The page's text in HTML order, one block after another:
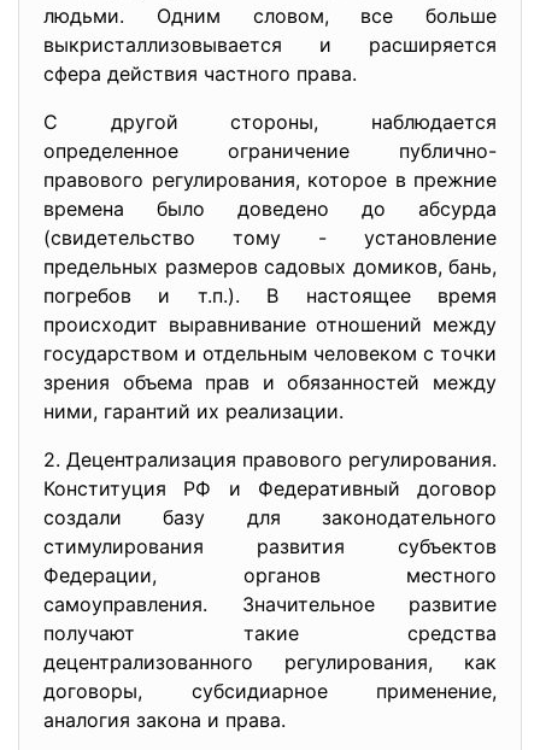
людьми. Одним словом, все больше
выкристаллизовывается и расширяется
сфера действия частного права.
С другой стороны, наблюдается
определенное ограничение публично-
правового регулирования, которое в прежние
времена было доведено до абсурда
(свидетельство тому - установление
предельных размеров садовых домиков, бань,
погребов и т.п.). В настоящее время
происходит выравнивание отношений между
государством и отдельным человеком с точки
зрения объема прав и обязанностей между
ними, гарантий их реализации.
2. Децентрализация правового регулирования.
Конституция РФ и Федеративный договор
создали базу для законодательного
стимулирования развития субъектов
Федерации, органов местного
самоуправления. Значительное развитие
получают такие средства
децентрализованного регулирования, как
договоры, субсидиарное применение,
аналогия закона и права.